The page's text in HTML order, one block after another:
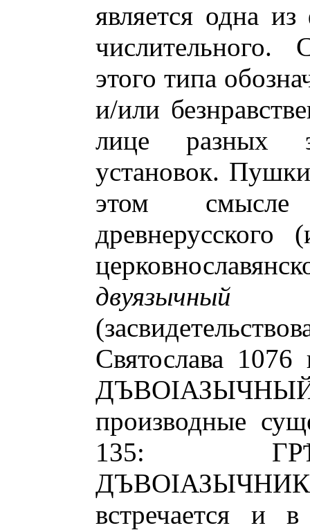
является одна
числительного.
этого типа
и/или
лице разных
установок.
этом смысле
древнерусского
двуязычный
Cвятослава
производные
135: ГР
встречается и